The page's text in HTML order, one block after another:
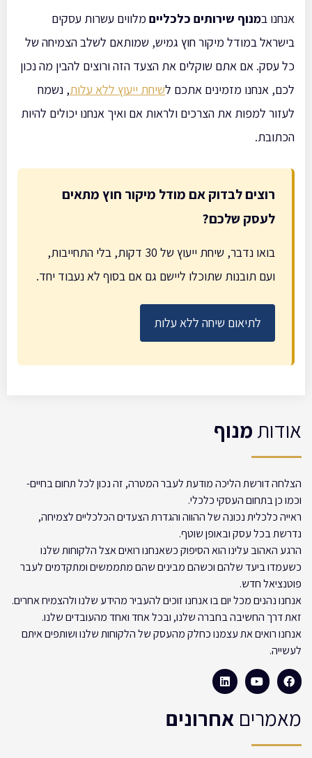
אנחנו במנוף שירותים כלכליים מלווים עשרות עסקים
בישראל במודל מיקור חוץ גמיש, שמותאם לשלב הצמיחה של
כל עסק. אם אתם שוקלים את הצעד הזה ורוצים להבין מה נכון
לכם, אנחנו מזמינים אתכם לשיחת ייעוץ ללא עלות, נשמח
לעזור למפות את הצרכים ולראות אם ואיך אנחנו יכולים להיות
הכתובת.
רוצים לבדוק אם מודל מיקור חוץ מתאים
לעסק שלכם?
בואו נדבר, שיחת ייעוץ של 30 דקות, בלי התחייבות,
ועם תובנות שתוכלו ליישם גם אם בסוף לא נעבוד יחד.
לתיאום שיחה ללא עלות
אודות מנוף
הצלחה דורשת הליכה מודעת לעבר המטרה, זה נכון לכל תחום בחיים-
וכמו כן בתחום העסקי כלכלי.
ראייה כלכלית נכונה של ההווה והגדרת הצעדים הכלכליים לצמיחה,
נדרשת בכל עסק ובאופן שוטף.
הרגע האהוב עלינו הוא הסיפוק כשאנחנו רואים אצל הלקוחות שלנו
כשעמדו ביעד שלהם וכשהם מבינים שהם מתממשים ומתקדמים לעבר
פוטנציאל חדש.
אנחנו נהנים מכל יום בו אנחנו זוכים להעביר מהידע שלנו ולהצמיח אחרים.
זאת דרך החשיבה בחברה שלנו, ובכל אחד ואחד מהעובדים שלנו.
אנחנו רואים את עצמנו כחלק מהעסק של הלקוחות שלנו ושותפים איתם
לעשייה.
מאמרים אחרונים